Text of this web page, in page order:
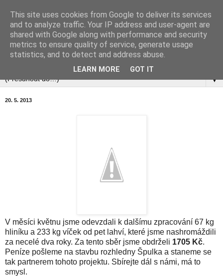
▼
20. 5. 2013
V měsíci květnu jsme odevzdali k dalšímu zpracování 67 kg
hliníku a 233 kg víček od pet lahví, které jsme nashromáždili
za necelé dva roky. Za tento sběr jsme obdrželi 1705 Kč.
Peníze pošleme na stavbu rozhledny Špulka a staneme se
tak partnerem tohoto projektu. Sbírejte dál s námi, má to
smysl.
This site uses cookies from Google to deliver its services
and to analyze traffic. Your IP address and user-agent are
shared with Google along with performance and security
metrics to ensure quality of service, generate usage
statistics, and to detect and address abuse.
LEARN MORE GOT IT